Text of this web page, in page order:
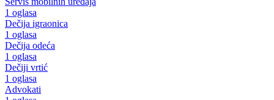
1 oglasa
Dečija igraonica
1 oglasa
Dečija odeća
1 oglasa
Dečiji vrtić
1 oglasa
Advokati